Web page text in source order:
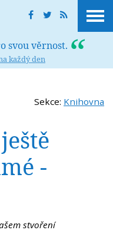
svou věrnost.
každý den
Sekce: Knihovna
-
stvoření